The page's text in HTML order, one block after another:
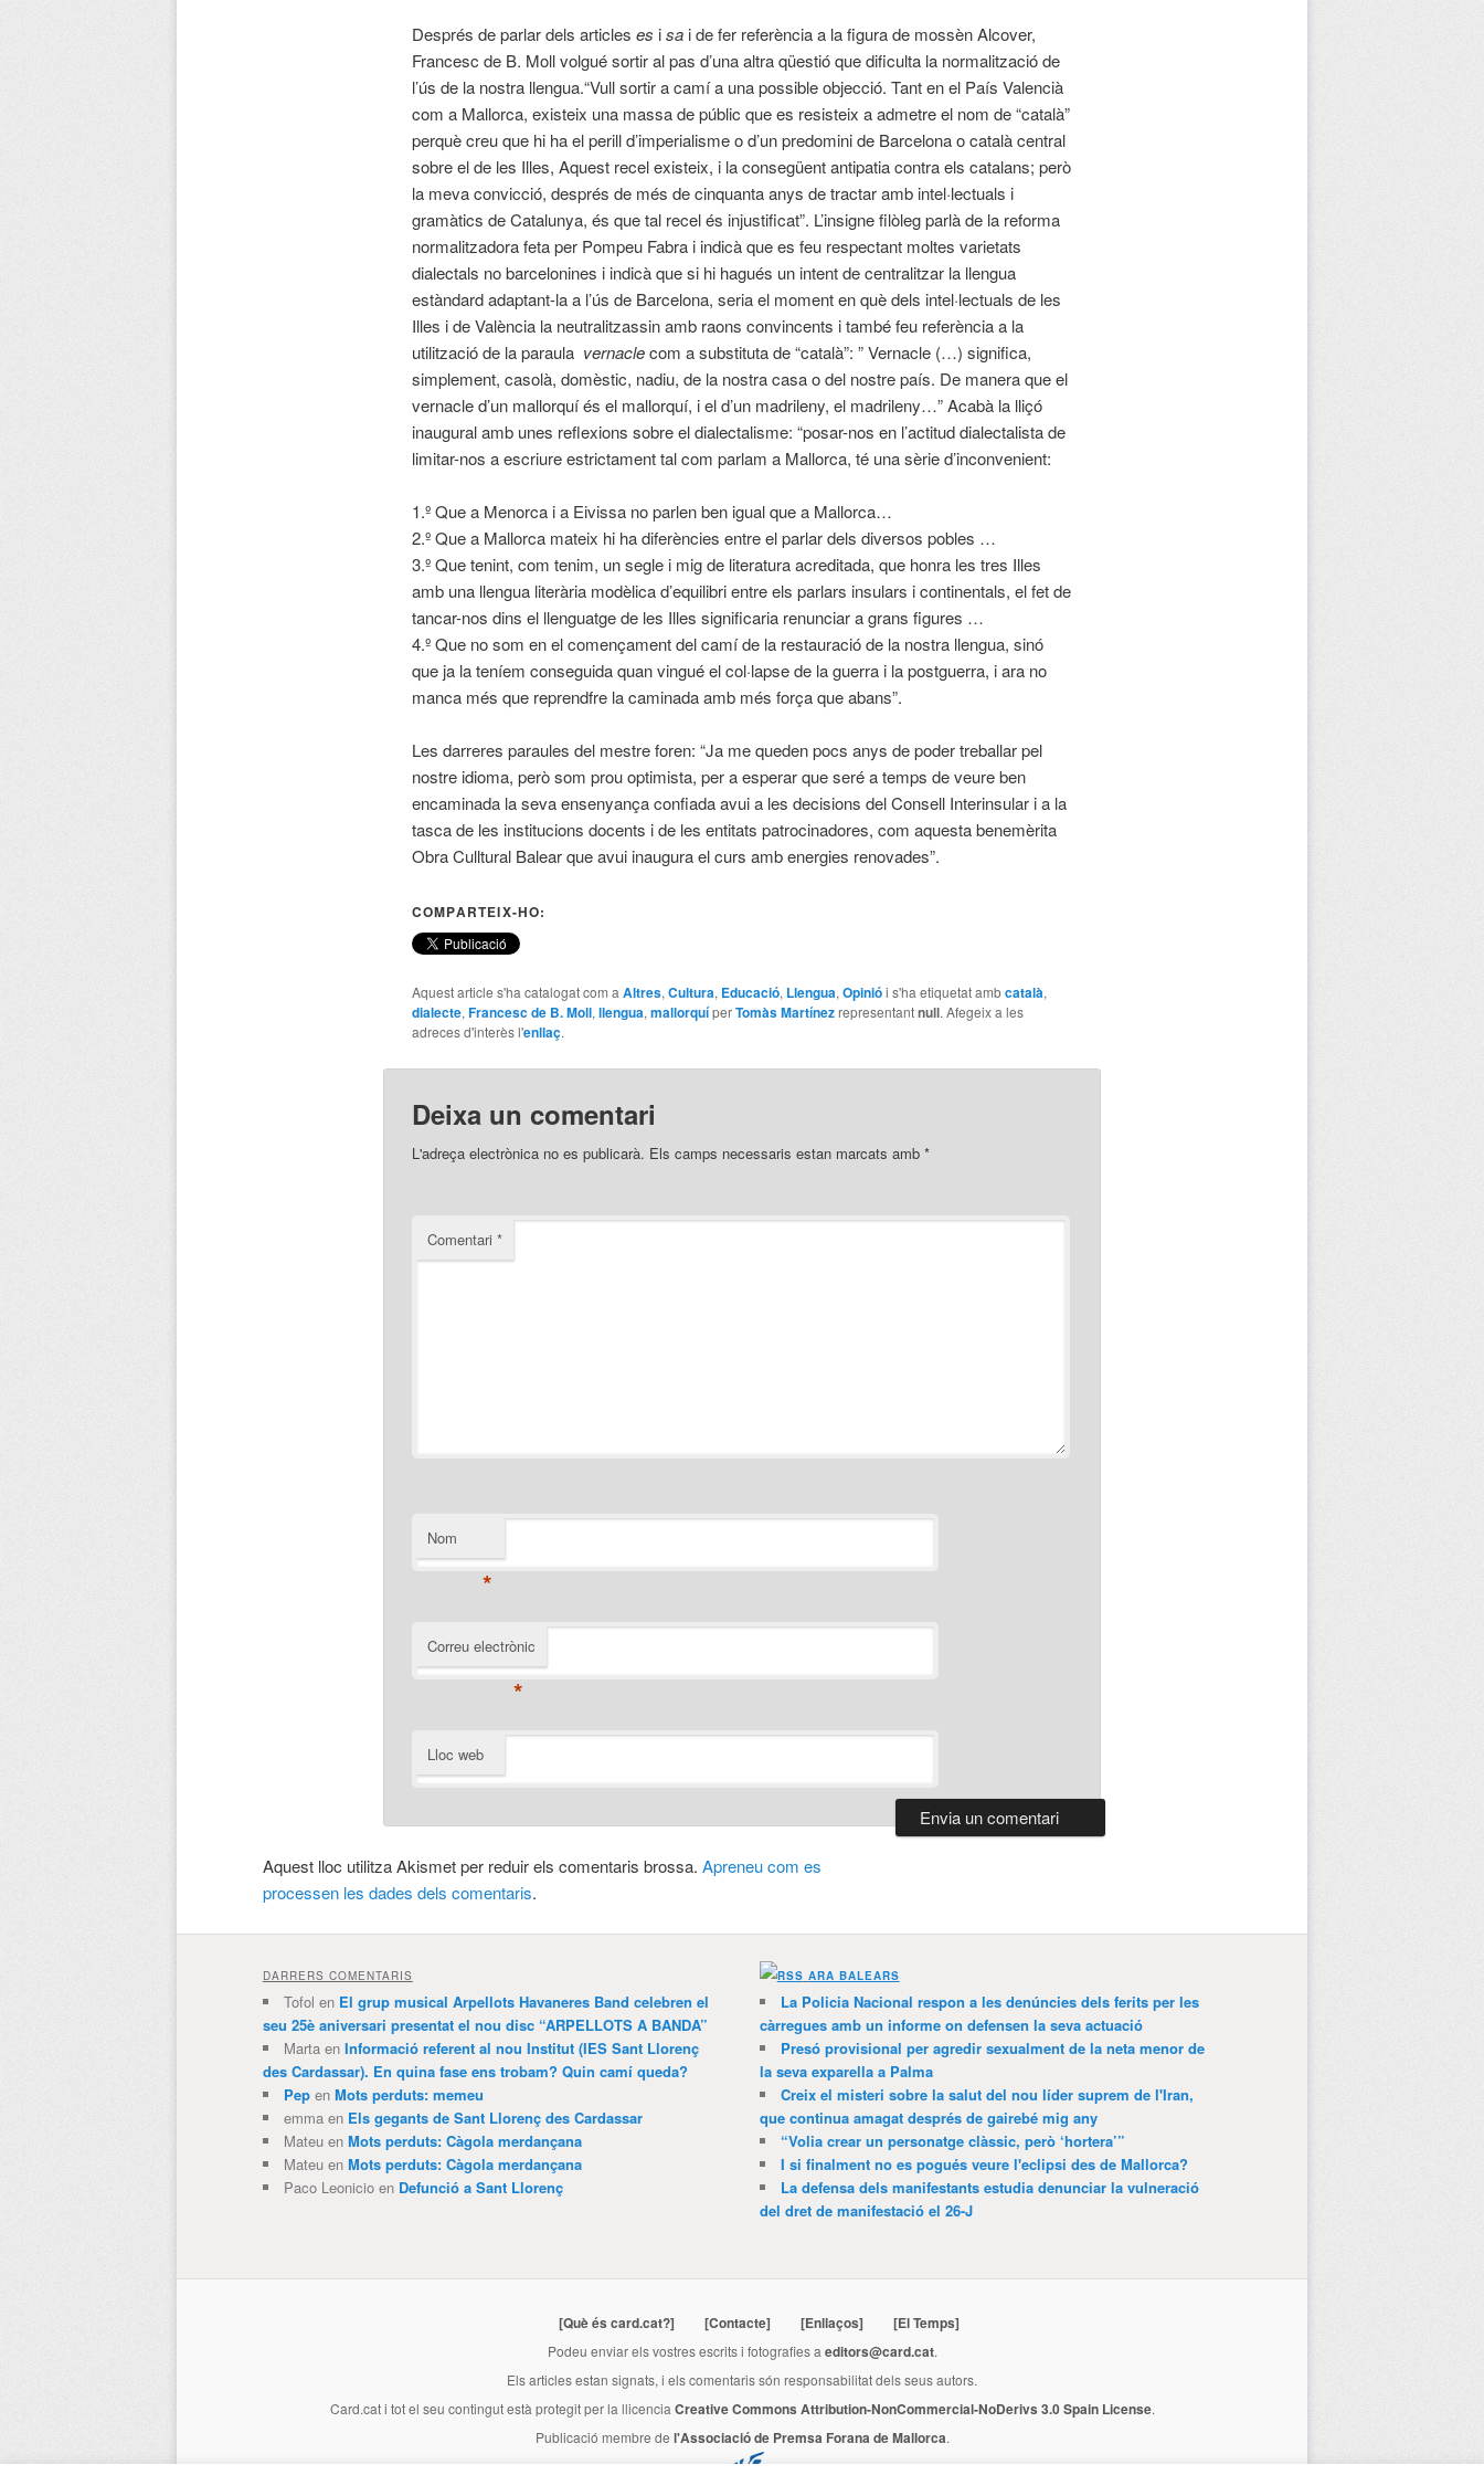
Després de parlar dels articles es isai de fer referència a la figura de mossèn Alcover,
Francesc de B. Moll volgué sortir al pas d’una altra qüestió que dificulta la normalització de
l’ús de la nostra llengua.“Vull sortir a camí a una possible objecció. Tant en el País Valencià
com a Mallorca, existeix una massa de públic que es resisteix a admetre el nom de “català”
perquè creu que hi ha el perill d’imperialisme o d’un predomini de Barcelona o català central
sobre el de les Illes, Aquest recel existeix, i la consegüent antipatia contra els catalans; però
la meva convicció, després de més de cinquanta anys de tractar amb intel·lectuals i
gramàtics de Catalunya, és que tal recel és injustificat”. L’insigne filòleg parlà de la reforma
normalitzadora feta per Pompeu Fabra i indicà que es feu respectant moltes varietats
dialectals no barcelonines i indicà que si hi hagués un intent de centralitzar la llengua
estàndard adaptant-la a l’ús de Barcelona, seria el moment en què dels intel·lectuals de les
Illes i de València la neutralitzassin amb raons convincents i també feu referència a la
utilització de la paraula vernaclecom a substituta de “català”: ” Vernacle (…) significa,
simplement, casolà, domèstic, nadiu, de la nostra casa o del nostre país. De manera que el
vernacle d’un mallorquí és el mallorquí, i el d’un madrileny, el madrileny…” Acabà la lliçó
inaugural amb unes reflexions sobre el dialectalisme: “posar-nos en l’actitud dialectalista de
limitar-nos a escriure estrictament tal com parlam a Mallorca, té una sèrie d’inconvenient:
1.º Que a Menorca i a Eivissa no parlen ben igual que a Mallorca…
2.º Que a Mallorca mateix hi ha diferències entre el parlar dels diversos pobles …
3.º Que tenint, com tenim, un segle i mig de literatura acreditada, que honra les tres Illes
amb una llengua literària modèlica d’equilibri entre els parlars insulars i continentals, el fet de
tancar-nos dins el llenguatge de les Illes significaria renunciar a grans figures …
4.º Que no som en el començament del camí de la restauració de la nostra llengua, sinó
que ja la teníem conseguida quan vingué el col·lapse de la guerra i la postguerra, i ara no
manca més que reprendfre la caminada amb més força que abans”.
Les darreres paraules del mestre foren: “Ja me queden pocs anys de poder treballar pel
nostre idioma, però som prou optimista, per a esperar que seré a temps de veure ben
encaminada la seva ensenyança confiada avui a les decisions del Consell Interinsular i a la
tasca de les institucions docents i de les entitats patrocinadores, com aquesta benemèrita
Obra Culltural Balear que avui inaugura el curs amb energies renovades”.
COMPARTEIX-HO:
Aquest article s'ha catalogat com a Altres, Cultura, Educació, Llengua, Opiniói s'ha etiquetat ambcatalà,
dialecte, Francesc de B. Moll, llengua, mallorquíperTomàs Martínezrepresentantnull. Afegeix a les
adreces d'interès l'enllaç.
Deixa un comentari
L'adreça electrònica no es publicarà. Els camps necessaris estan marcats amb *
Comentari *
Nom
*
Correu electrònic
*
Lloc web
Aquest lloc utilitza Akismet per reduir els comentaris brossa. Apreneu com es
processen les dades dels comentaris.
DARRERS COMENTARIS
Tofol en El grup musical Arpellots Havaneres Band celebren el
seu 25è aniversari presentat el nou disc “ARPELLOTS A BANDA”
Martaen Informació referent al nou Institut (IES Sant Llorenç
des Cardassar). En quina fase ens trobam? Quin camí queda?
Pepen Mots perduts: memeu
emmaen Els gegants de Sant Llorenç des Cardassar
Mateuen Mots perduts: Càgola merdançana
Mateuen Mots perduts: Càgola merdançana
Paco Leonicioen Defunció a Sant Llorenç
ARA BALEARS
La Policia Nacional respon a les denúncies dels ferits per les
càrregues amb un informe on defensen la seva actuació
Presó provisional per agredir sexualment de la neta menor de
la seva exparella a Palma
Creix el misteri sobre la salut del nou líder suprem de l'Iran,
que continua amagat després de gairebé mig any
“Volia crear un personatge clàssic, però ‘hortera’”
I si finalment no es pogués veure l'eclipsi des de Mallorca?
La defensa dels manifestants estudia denunciar la vulneració
del dret de manifestació el 26-J
[Què és card.cat?] [Contacte] [Enllaços] [El Temps]
Podeu enviar els vostres escrits i fotografies a editors@card.cat.
Els articles estan signats, i els comentaris són responsabilitat dels seus autors.
Card.cati tot el seu contingut està protegit per la llicencia Creative Commons Attribution-NonCommercial-NoDerivs 3.0 Spain License.
Publicació membre de l'Associació de Premsa Forana de Mallorca.